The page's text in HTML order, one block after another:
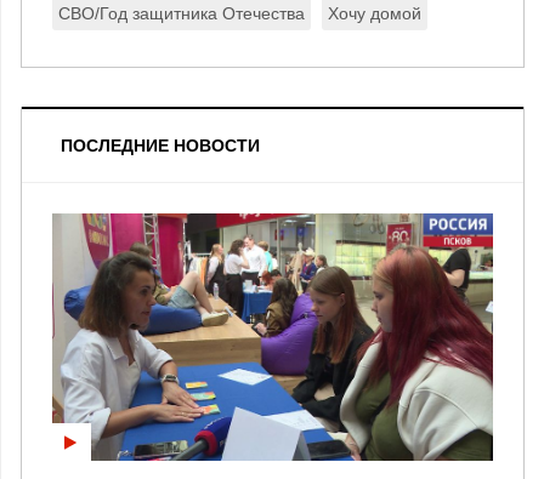
СВО/Год защитника Отечества Хочу домой
ПОСЛЕДНИЕ НОВОСТИ